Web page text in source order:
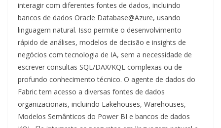
interagir com diferentes fontes de dados, incluindo
bancos de dados Oracle Database@Azure, usando
linguagem natural. Isso permite o desenvolvimento
rápido de análises, modelos de decisão e insights de
negócios com tecnologia de IA, sem a necessidade de
escrever consultas SQL/DAX/KQL complexas ou de
profundo conhecimento técnico. O agente de dados do
Fabric tem acesso a diversas fontes de dados
organizacionais, incluindo Lakehouses, Warehouses,
Modelos Semânticos do Power BI e bancos de dados